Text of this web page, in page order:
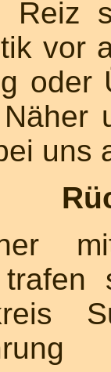
Reiz
vor
oder
uns
mit